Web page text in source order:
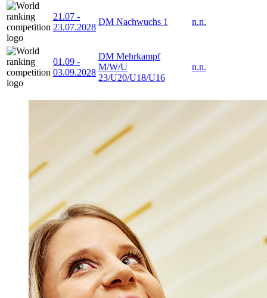
21.07 -
23.07.2028
DM Nachwuchs 1 n.n.
01.09 -
03.09.2028
DM Mehrkampf
M/W/U
23/U20/U18/U16
n.n.